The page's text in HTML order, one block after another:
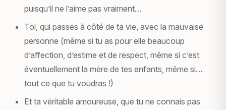
puisqu’il ne l’aime pas vraiment…
Toi, qui passes à côté de ta vie, avec la mauvaise
personne (même si tu as pour elle beaucoup
d’affection, d’estime et de respect, même si c’est
éventuellement la mère de tes enfants, même si…
tout ce que tu voudras !)
Et ta véritable amoureuse, que tu ne connais pas